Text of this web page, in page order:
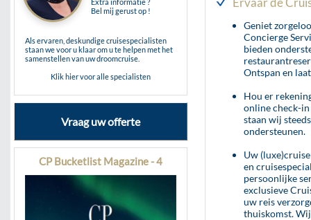
Bel mij gerust op !
Als ervaren, deskundige cruisespecialisten
staan we voor u klaar om u te helpen met het
samenstellen van uw droomcruise.
Klik hier voor alle specialisten
Vraag uw offerte
CP Bucketlist Magazine - 4
Geniet
Concierge
bieden
Ontspan en
Hou er
online check-
staan wij
ondersteunen.
Uw
en
persoonlijke
exclusieve
uw reis
thuiskomst.